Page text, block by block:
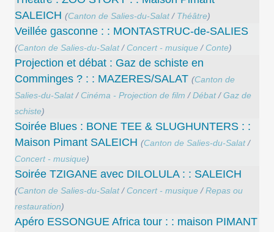
SALEICH (Canton de Salies-du-Salat/ Théâtre)
Veillée gasconne : : MONTASTRUC-de-SALIES
(Canton de Salies-du-Salat/ Concert - musique/ Conte)
Projection et débat : Gaz de schiste en
Comminges ? : : MAZERES/SALAT (Canton de
Salies-du-Salat/ Cinéma - Projection de film /Débat/Gaz de
schiste)
Soirée Blues : BONE TEE & SLUGHUNTERS : :
Maison Pimant SALEICH (Canton de Salies-du-Salat/
Concert - musique)
Soirée TZIGANE avec DILOLULA : : SALEICH
(Canton de Salies-du-Salat/ Concert - musique/Repas ou
restauration)
Apéro ESSONGUE Africa tour : : maison PIMANT